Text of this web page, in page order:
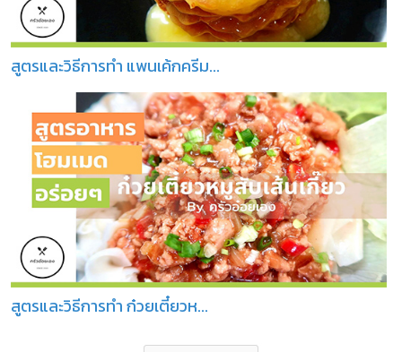
สูตรและวิธีการทำ แพนเค้กครีม...
สูตรและวิธีการทำ ก๋วยเตี๋ยวห...